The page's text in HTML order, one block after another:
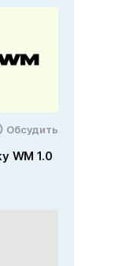
Обсудить
WM 1.0